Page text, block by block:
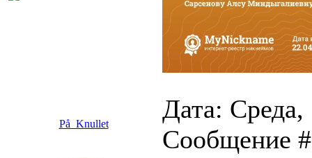
På_Knullet
Дата:
Сообщение